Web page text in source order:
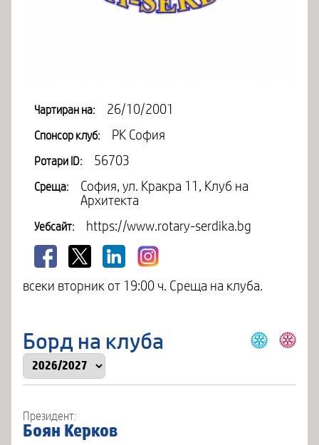
Чартиран на: 26/10/2001
Спонсор клуб: РК София
Ротари ID: 56703
Среща:
София, ул. Кракра 11, Клуб на
Архитекта
Уебсайт: https://www.rotary-serdika.bg
всеки вторник от 19:00 ч. Среща на клуба.
Борд на клуба
Президент:
Боян Керков